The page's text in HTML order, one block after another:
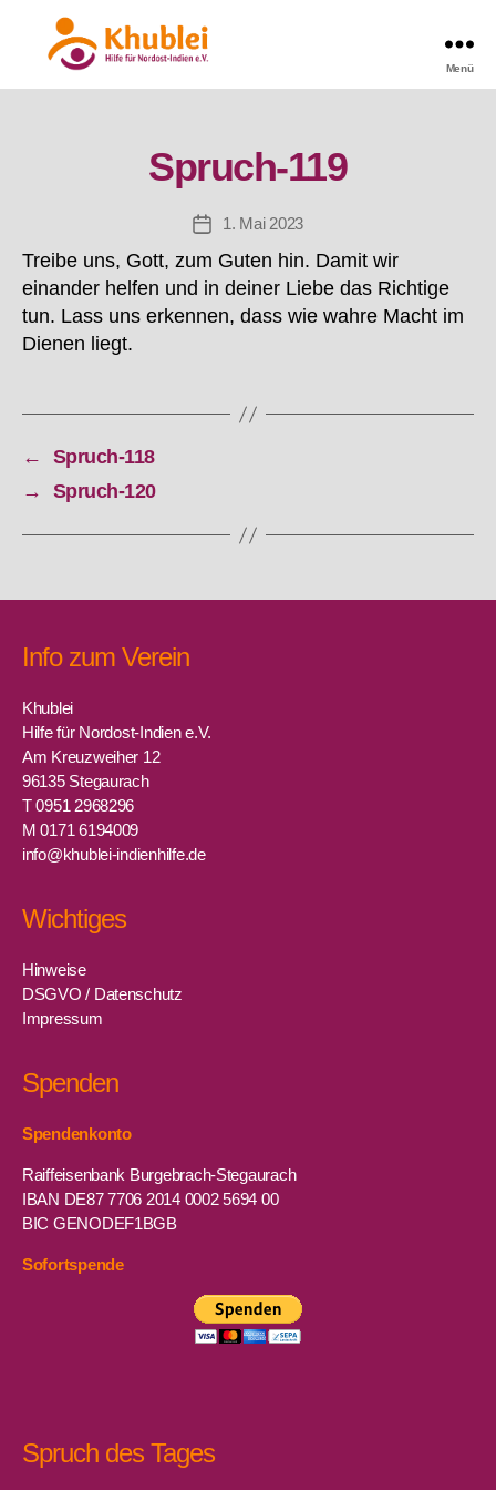
Khublei
Menü
Spruch-119
Beitragsdatum
1. Mai 2023
Treibe uns, Gott, zum Guten hin. Damit wir
einander helfen und in deiner Liebe das Richtige
tun. Lass uns erkennen, dass wie wahre Macht im
Dienen liegt.
←
Spruch-118
→
Spruch-120
Info zum Verein
Khublei
Hilfe für Nordost-Indien e.V.
Am Kreuzweiher 12
96135 Stegaurach
T 0951 2968296
M 0171 6194009
info@khublei-indienhilfe.de
Wichtiges
Hinweise
DSGVO / Datenschutz
Impressum
Spenden
Spendenkonto
Raiffeisenbank Burgebrach-Stegaurach
IBAN DE87 7706 2014 0002 5694 00
BIC GENODEF1BGB
Sofortspende
Spruch des Tages